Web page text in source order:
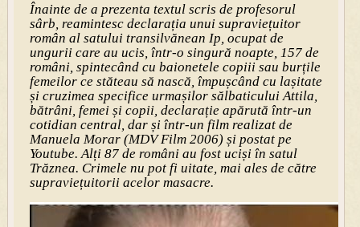
Înainte de a prezenta textul scris de profesorul
sârb, reamintesc declarația unui supraviețuitor
român al satului transilvănean Ip, ocupat de
ungurii care au ucis, într-o singură noapte, 157 de
români, spintecând cu baionetele copiii sau burțile
femeilor ce stăteau să nască, împușcând cu lașitate
și cruzimea specifice urmașilor sălbaticului Attila,
bătrâni, femei și copii, declarație apărută într-un
cotidian central, dar și într-un film realizat de
Manuela Morar (MDV Film 2006) și postat pe
Youtube. Alți 87 de români au fost uciși în satul
Trăznea. Crimele nu pot fi uitate, mai ales de către
supraviețuitorii acelor masacre.